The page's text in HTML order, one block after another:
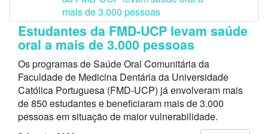
Estudantes da FMD-UCP levam saúde
oral a mais de 3.000 pessoas
Os programas de Saúde Oral Comunitária da
Faculdade de Medicina Dentária da Universidade
Católica Portuguesa (FMD-UCP) já envolveram mais
de 850 estudantes e beneficiaram mais de 3.000
pessoas em situação de maior vulnerabilidade.